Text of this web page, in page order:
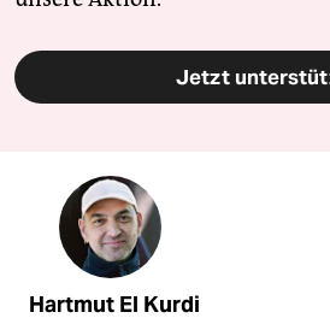
Jetzt
Hartmut El Kurdi